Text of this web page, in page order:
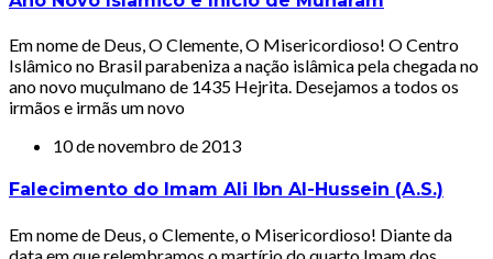
Em nome de Deus, O Clemente, O Misericordioso! O Centro
Islâmico no Brasil parabeniza a nação islâmica pela chegada no
ano novo muçulmano de 1435 Hejrita. Desejamos a todos os
irmãos e irmãs um novo
10 de novembro de 2013
Falecimento do Imam Ali Ibn Al-Hussein (A.S.)
Em nome de Deus, o Clemente, o Misericordioso! Diante da
data em que relembramos o martírio do quarto Imam dos